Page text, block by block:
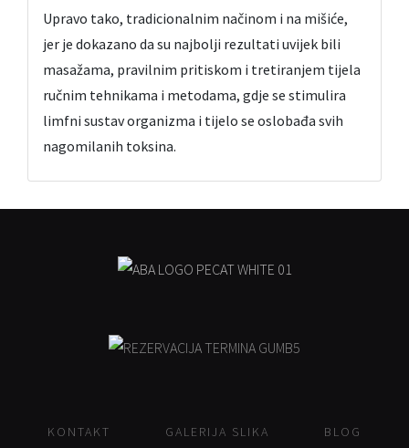
Upravo tako, tradicionalnim načinom i na mišiće,
jer je dokazano da su najbolji rezultati uvijek bili
masažama, pravilnim pritiskom i tretiranjem tijela
ručnim tehnikama i metodama, gdje se stimulira
limfni sustav organizma i tijelo se oslobađa svih
nagomilanih toksina.
KONTAKT GALERIJA SLIKA BLOG